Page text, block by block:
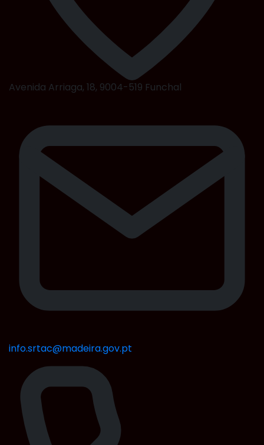
Avenida Arriaga, 18, 9004-519 Funchal
info.srtac@madeira.gov.pt